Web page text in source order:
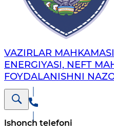
VAZIRLAR
ENERGIYASI, NEFT
FOYDALANISHNI
Ishonch telefoni